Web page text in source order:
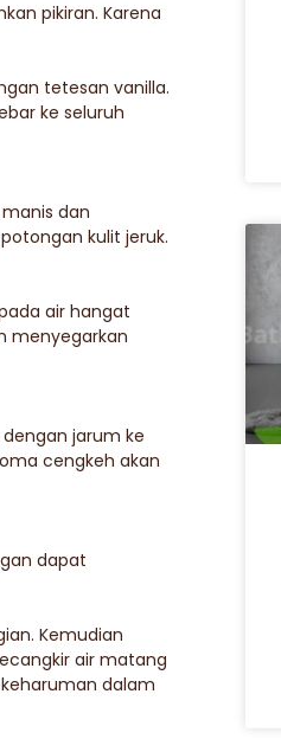
pikiran. Karena
tetesan vanilla.
ke seluruh
dan
kulit jeruk.
air hangat
menyegarkan
jarum ke
cengkeh akan
dapat
Kemudian
air matang
dalam